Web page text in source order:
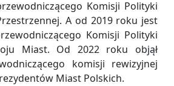
Komisji Polityki
A od 2019 roku jest
Komisji Polityki
Miast. Od 2022 roku objął
komisji rewizyjnej
Miast Polskich.